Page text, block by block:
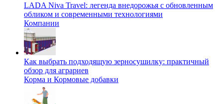
LADA Niva Travel: легенда внедорожья с обновленным
обликом и современными технологиями
Компании
Как выбрать подходящую зерносушилку: практичный
обзор для аграриев
Корма и Кормовые добавки